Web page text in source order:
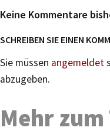
Keine Kommentare
SCHREIBEN SIE EINEN
Sie müssen angemeldet
abzugeben.
Mehr